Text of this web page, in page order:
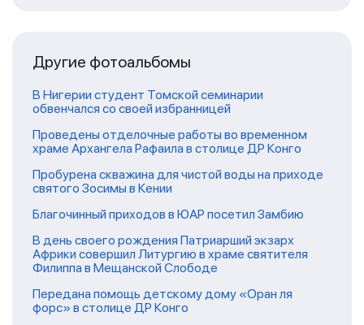
Другие фотоальбомы
В Нигерии студент Томской семинарии
обвенчался со своей избранницей
Проведены отделочные работы во временном
храме Архангела Рафаила в столице ДР Конго
Пробурена скважина для чистой воды на приходе
святого Зосимы в Кении
Благочинный приходов в ЮАР посетил Замбию
В день своего рождения Патриарший экзарх
Африки совершил Литургию в храме святителя
Филиппа в Мещанской Слободе
Передана помощь детскому дому «Оран ля
форс» в столице ДР Конго